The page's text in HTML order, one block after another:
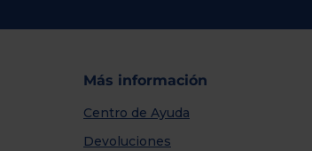
Más información
Centro de Ayuda
Devoluciones